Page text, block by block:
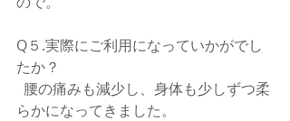
Q５.実際にご利用になっていかがでし
たか？
らかになってきました。